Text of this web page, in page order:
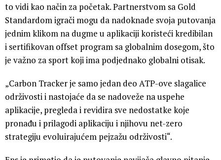
to vidi kao način za početak. Partnerstvom sa Gold
Standardom igrači mogu da nadoknade svoja putovanja
jednim klikom na dugme u aplikaciji koristeći kredibilan
i sertifikovan offset program sa globalnim dosegom, što
je važno za sport koji ima podjednako globalni otisak.
„Carbon Tracker je samo jedan deo ATP-ove slagalice
održivosti i nastojaće da se nadoveže na uspehe
aplikacije, pregleda i revidira sve nedostatke koje
pronađu i prilagodi aplikaciju i njihovu net-zero
strategiju evoluirajućem pejzažu održivosti“.